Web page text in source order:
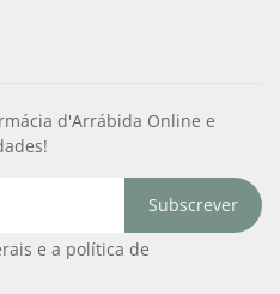
d'Arrábida Online e
Subscrever
e a política de